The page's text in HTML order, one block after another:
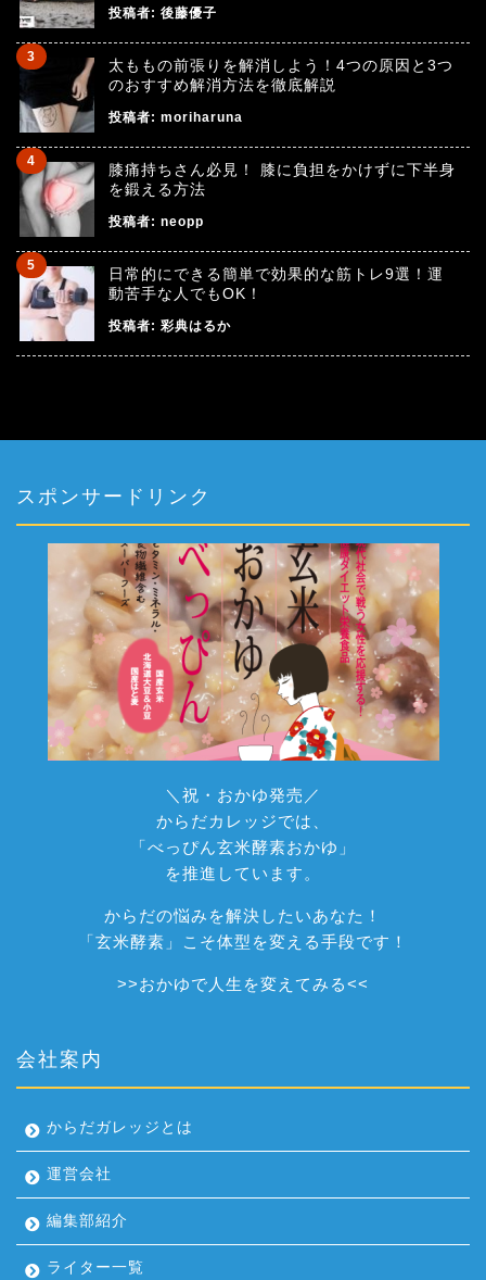
投稿者: 後藤優子
太ももの前張りを解消しよう！4つの原因と3つ
のおすすめ解消方法を徹底解説
投稿者: moriharuna
膝痛持ちさん必見！ 膝に負担をかけずに下半身
を鍛える方法
投稿者: neopp
日常的にできる簡単で効果的な筋トレ9選！運
動苦手な人でもOK！
投稿者: 彩典はるか
スポンサードリンク
＼祝・おかゆ発売／
からだカレッジでは、
「べっぴん玄米酵素おかゆ」
を推進しています。
からだの悩みを解決したいあなた！
「玄米酵素」こそ体型を変える手段です！
>>おかゆで人生を変えてみる<<
会社案内
からだガレッジとは
運営会社
編集部紹介
ライター一覧